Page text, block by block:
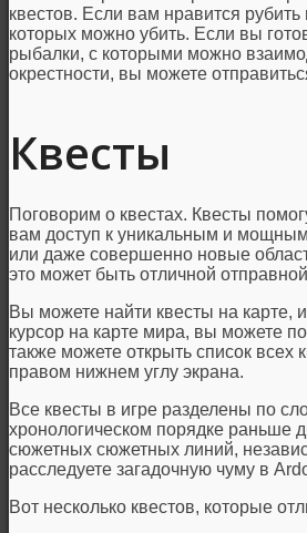
квестов. Если вам нравится рубить
которых можно убить. Если вы
рыбалки, с которыми можно
окрестности, вы можете
Квесты
Поговорим о квестах. Квесты
вам доступ к уникальным и
или даже совершенно новые
это может быть отличной
Вы можете найти квесты на карте,
курсор на карте мира, вы можете
также можете открыть список всех
правом нижнем углу экрана.
Все квесты в игре разделены по
хронологическом порядке раньше
сюжетных сюжетных линий,
расследуете загадочную чуму в
Вот несколько квестов, которые